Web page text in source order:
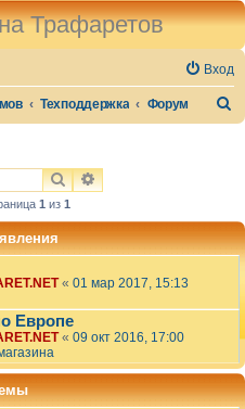
Трафаретов
Вход
Техподдержка Форум
ПОИСКРАСШИРЕННЫЙ
1 из 1
« 01 мар 2017, 15:13
Европе
« 09 окт 2016, 17:00